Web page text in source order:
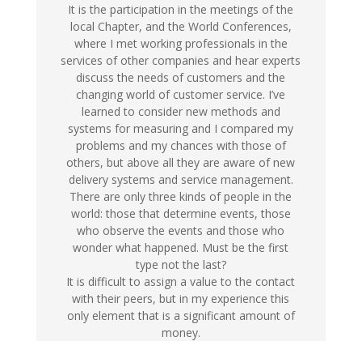
It is the participation in the meetings of the
local Chapter, and the World Conferences,
where I met working professionals in the
services of other companies and hear experts
discuss the needs of customers and the
changing world of customer service. I’ve
learned to consider new methods and
systems for measuring and I compared my
problems and my chances with those of
others, but above all they are aware of new
delivery systems and service management.
There are only three kinds of people in the
world: those that determine events, those
who observe the events and those who
wonder what happened. Must be the first
type not the last?
It is difficult to assign a value to the contact
with their peers, but in my experience this
only element that is a significant amount of
money.